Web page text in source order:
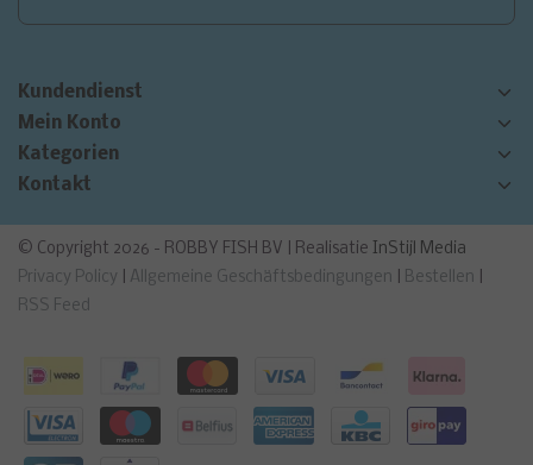
Kundendienst
Mein Konto
Kategorien
Kontakt
© Copyright 2026 - ROBBY FISH BV | Realisatie InStijl Media
Privacy Policy
Allgemeine Geschäftsbedingungen Bestellen
RSS Feed